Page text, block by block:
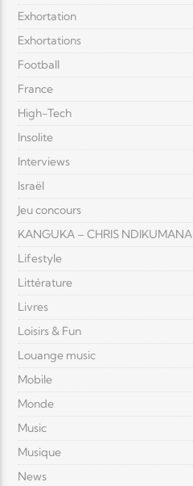
Exhortation
Exhortations
Football
France
High-Tech
Insolite
Interviews
Israël
Jeu concours
KANGUKA – CHRIS NDIKUMANA
Lifestyle
Littérature
Livres
Loisirs & Fun
Louange music
Mobile
Monde
Music
Musique
News